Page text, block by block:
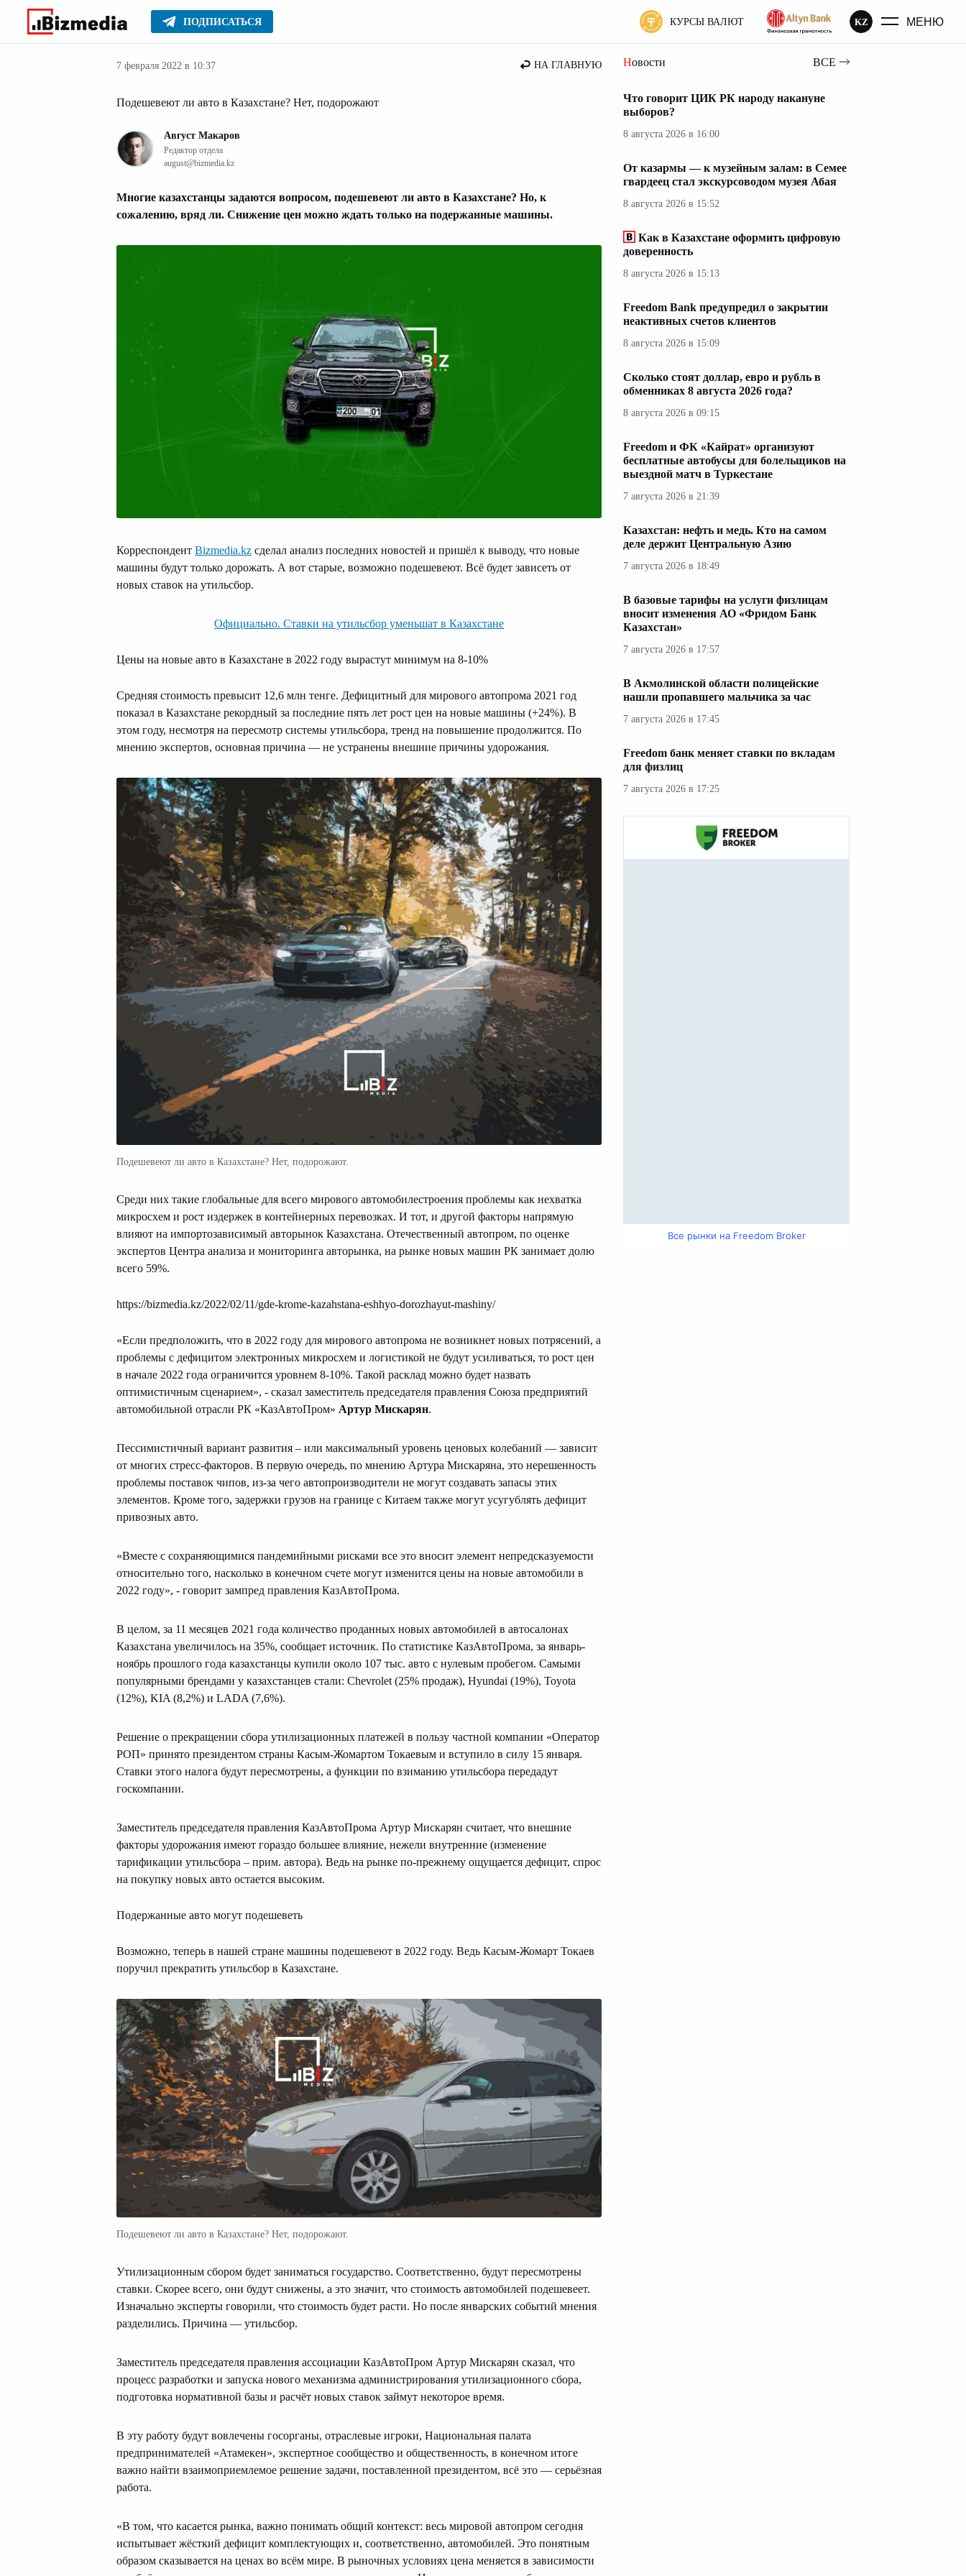
ПОДПИСАТЬСЯ КУРСЫ ВАЛЮТ KZ МЕНЮ
Главное Стиль жизни
7 февраля 2022 в 10:37 НА ГЛАВНУЮ
Подешевеют ли авто в Казахстане? Нет, подорожают
Август Макаров
Редактор отдела
august@bizmedia.kz
Многие казахстанцы задаются вопросом, подешевеют ли авто в Казахстане? Но, к
сожалению, вряд ли. Снижение цен можно ждать только на подержанные машины.
Корреспондент Bizmedia.kz сделал анализ последних новостей и пришёл к выводу, что новые
машины будут только дорожать. А вот старые, возможно подешевеют. Всё будет зависеть от
новых ставок на утильсбор.
Официально. Ставки на утильсбор уменьшат в Казахстане
Цены на новые авто в Казахстане в 2022 году вырастут минимум на 8-10%
Средняя стоимость превысит 12,6 млн тенге. Дефицитный для мирового автопрома 2021 год
показал в Казахстане рекордный за последние пять лет рост цен на новые машины (+24%). В
этом году, несмотря на пересмотр системы утильсбора, тренд на повышение продолжится. По
мнению экспертов, основная причина — не устранены внешние причины удорожания.
Подешевеют ли авто в Казахстане? Нет, подорожают.
Среди них такие глобальные для всего мирового автомобилестроения проблемы как нехватка
микросхем и рост издержек в контейнерных перевозках. И тот, и другой факторы напрямую
влияют на импортозависимый авторынок Казахстана. Отечественный автопром, по оценке
экспертов Центра анализа и мониторинга авторынка, на рынке новых машин РК занимает долю
всего 59%.
https://bizmedia.kz/2022/02/11/gde-krome-kazahstana-eshhyo-dorozhayut-mashiny/
«Если предположить, что в 2022 году для мирового автопрома не возникнет новых потрясений, а
проблемы с дефицитом электронных микросхем и логистикой не будут усиливаться, то рост цен
в начале 2022 года ограничится уровнем 8-10%. Такой расклад можно будет назвать
оптимистичным сценарием», - сказал заместитель председателя правления Союза предприятий
автомобильной отрасли РК «КазАвтоПром» Артур Мискарян.
Пессимистичный вариант развития – или максимальный уровень ценовых колебаний — зависит
от многих стресс-факторов. В первую очередь, по мнению Артура Мискаряна, это нерешенность
проблемы поставок чипов, из-за чего автопроизводители не могут создавать запасы этих
элементов. Кроме того, задержки грузов на границе с Китаем также могут усугублять дефицит
привозных авто.
«Вместе с сохраняющимися пандемийными рисками все это вносит элемент непредсказуемости
относительно того, насколько в конечном счете могут изменится цены на новые автомобили в
2022 году», - говорит зампред правления КазАвтоПрома.
В целом, за 11 месяцев 2021 года количество проданных новых автомобилей в автосалонах
Казахстана увеличилось на 35%, сообщает источник. По статистике КазАвтоПрома, за январь-
ноябрь прошлого года казахстанцы купили около 107 тыс. авто с нулевым пробегом. Самыми
популярными брендами у казахстанцев стали: Chevrolet (25% продаж), Hyundai (19%), Toyota
(12%), KIA (8,2%) и LADA (7,6%).
Решение о прекращении сбора утилизационных платежей в пользу частной компании «Оператор
РОП» принято президентом страны Касым-Жомартом Токаевым и вступило в силу 15 января.
Ставки этого налога будут пересмотрены, а функции по взиманию утильсбора передадут
госкомпании.
Заместитель председателя правления КазАвтоПрома Артур Мискарян считает, что внешние
факторы удорожания имеют гораздо большее влияние, нежели внутренние (изменение
тарификации утильсбора – прим. автора). Ведь на рынке по-прежнему ощущается дефицит, спрос
на покупку новых авто остается высоким.
Подержанные авто могут подешеветь
Возможно, теперь в нашей стране машины подешевеют в 2022 году. Ведь Касым-Жомарт Токаев
поручил прекратить утильсбор в Казахстане.
Подешевеют ли авто в Казахстане? Нет, подорожают.
Утилизационным сбором будет заниматься государство. Соответственно, будут пересмотрены
ставки. Скорее всего, они будут снижены, а это значит, что стоимость автомобилей подешевеет.
Изначально эксперты говорили, что стоимость будет расти. Но после январских событий мнения
разделились. Причина — утильсбор.
Заместитель председателя правления ассоциации КазАвтоПром Артур Мискарян сказал, что
процесс разработки и запуска нового механизма администрирования утилизационного сбора,
подготовка нормативной базы и расчёт новых ставок займут некоторое время.
В эту работу будут вовлечены госорганы, отраслевые игроки, Национальная палата
предпринимателей «Атамекен», экспертное сообщество и общественность, в конечном итоге
важно найти взаимоприемлемое решение задачи, поставленной президентом, всё это — серьёзная
работа.
«В том, что касается рынка, важно понимать общий контекст: весь мировой автопром сегодня
испытывает жёсткий дефицит комплектующих и, соответственно, автомобилей. Это понятным
образом сказывается на ценах во всём мире. В рыночных условиях цена меняется в зависимости
Новости ВСЕ
Что говорит ЦИК РК народу накануне
выборов?
8 августа 2026 в 16:00
От казармы — к музейным залам: в Семее
гвардеец стал экскурсоводом музея Абая
8 августа 2026 в 15:52
Как в Казахстане оформить цифровую
доверенность
8 августа 2026 в 15:13
Freedom Bank предупредил о закрытии
неактивных счетов клиентов
8 августа 2026 в 15:09
Сколько стоят доллар, евро и рубль в
обменниках 8 августа 2026 года?
8 августа 2026 в 09:15
Freedom и ФК «Кайрат» организуют
бесплатные автобусы для болельщиков на
выездной матч в Туркестане
7 августа 2026 в 21:39
Казахстан: нефть и медь. Кто на самом
деле держит Центральную Азию
7 августа 2026 в 18:49
В базовые тарифы на услуги физлицам
вносит изменения АО «Фридом Банк
Казахстан»
7 августа 2026 в 17:57
В Акмолинской области полицейские
нашли пропавшего мальчика за час
7 августа 2026 в 17:45
Freedom банк меняет ставки по вкладам
для физлиц
7 августа 2026 в 17:25
Все рынки на Freedom Broker